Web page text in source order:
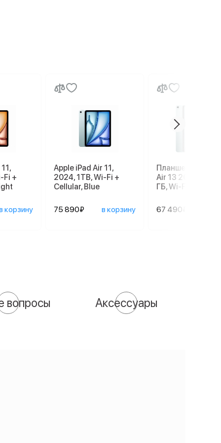
Fi +
корзину
Apple iPad Air 11,
2024, 1TB, Wi-Fi +
Cellular, Blue
75 890₽ в корзину
Планшет Apple
Air 13 2026 M4,
ГБ, Wi-Fi, Blue,
67 490₽
вопросы Аксессуары